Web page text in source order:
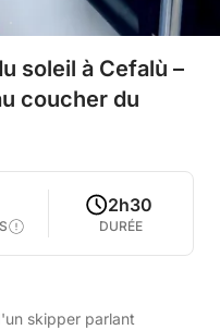
soleil à Cefalù –
coucher du
2h30
DURÉE
skipper parlant